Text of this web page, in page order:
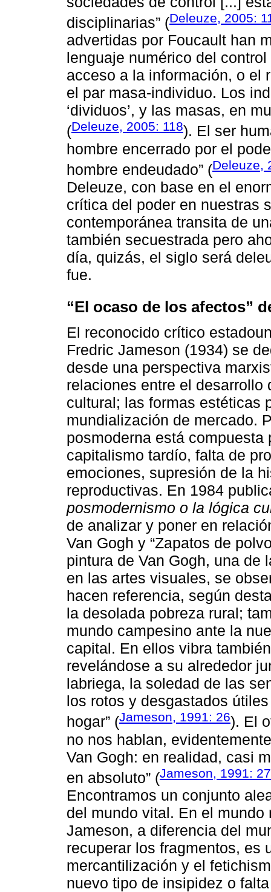
disciplinarias” (Deleuze, 2005:
advertidas por Foucault han
lenguaje numérico del
acceso a la información, o el
el par masa-individuo. Los
‘dividuos’, y las masas, en
(Deleuze, 2005: 118). El ser
hombre encerrado por el
hombre endeudado” (Deleuze,
Deleuze, con base en el
crítica del poder en nuestras
contemporánea transita de
también secuestrada pero
día, quizás, el siglo será
fue.
“El ocaso de los afectos”
El reconocido crítico
Fredric Jameson (1934) se
desde una perspectiva
relaciones entre el
cultural; las formas estéticas
mundialización de mercado.
posmoderna está
capitalismo tardío, falta de
emociones, supresión de la
reproductivas. En 1984
posmodernismo o la lógica
de analizar y poner en
Van Gogh y “Zapatos de
pintura de Van Gogh, una de
en las artes visuales, se
hacen referencia, según
la desolada pobreza rural;
mundo campesino ante la
capital. En ellos vibra
revelándose a su alrededor
labriega, la soledad de las
los rotos y desgastados
hogar” (Jameson, 1991: 26). El
no nos hablan,
Van Gogh: en realidad, casi
en absoluto” (Jameson, 1991: 27
Encontramos un conjunto
del mundo vital. En el
Jameson, a diferencia del
recuperar los fragmentos, es
mercantilización y el
nuevo tipo de insipidez o